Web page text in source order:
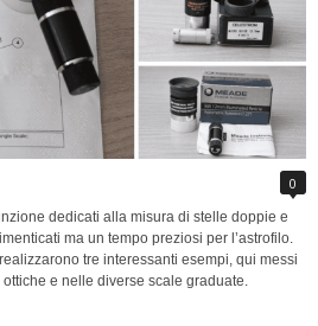
0
dedicati alla misura di stelle doppie e
ma un tempo preziosi per l’astrofilo.
tre interessanti esempi, qui messi
e nelle diverse scale graduate.